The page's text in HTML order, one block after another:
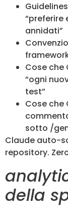
“preferire
annidati”
Cose che
“ogni
test”
Cose che
sotto /
Claude auto-
repository.
della